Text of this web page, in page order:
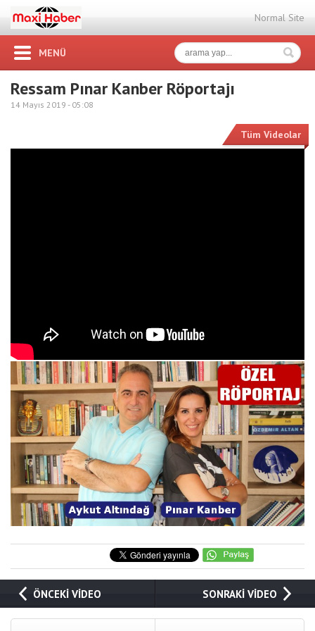
Normal Site
MENÜ
Ressam Pınar Kanber Röportajı
14 Mayıs 2019 - 05:08
Tüm Videolar
ÖNCEKİ VİDEO SONRAKİ VİDEO